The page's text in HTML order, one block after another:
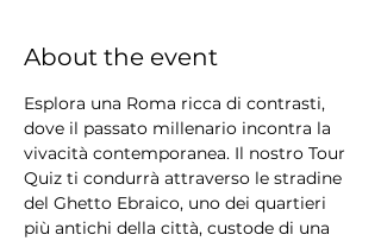
About the event
Esplora una Roma ricca di contrasti,
dove il passato millenario incontra la
vivacità contemporanea. Il nostro Tour
Quiz ti condurrà attraverso le stradine
del Ghetto Ebraico, uno dei quartieri
più antichi della città, custode di una